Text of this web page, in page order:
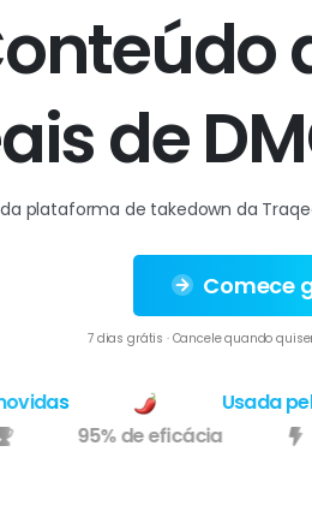
onteúdo
aisdeDM
plataforma de takedown da
Comece
7 dias grátis · Cancele quando
Usada
95% de eficácia